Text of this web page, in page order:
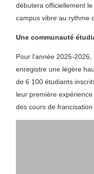
débutera officiellement
campus vibre au rythme
Une communauté
Pour l'année 2025-
enregistre une légère
de 6 100 étudiants
leur première
des cours de